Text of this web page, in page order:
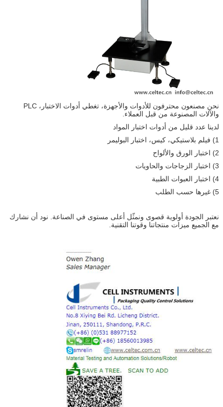
نحن مصنعون محترفون للأدوات والأجهزة، تغطي أدوات الاختبار، PLC
والآلات المصنوعة من قبل العملاء.
لدينا عدد قليل من أدوات اختبار المواد
1) فيلم بلاستيكي، كيس، اختبار البوليمر
2) اختبار الورق والألواح
3) اختبار الزجاجات والحاويات
4) اختبار العبوات الطبية
5) غيرها حسب الطلب
نعتبر الجودة أولوية قصوى ونمثّل أعلى مستوى في الصناعة. نود أن نشارك
مع الجميع ميزات منتجاتنا وقوتنا التقنية.